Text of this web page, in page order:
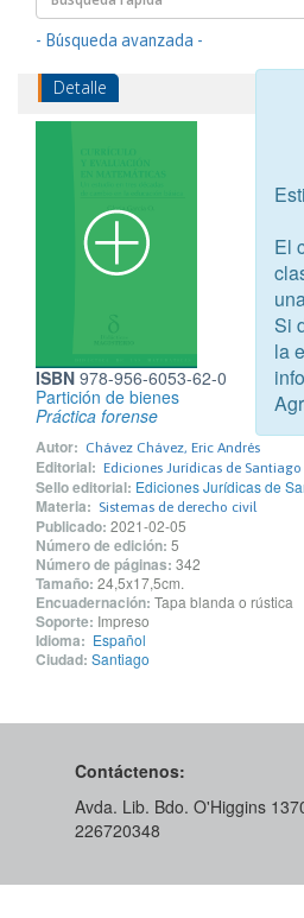
- Búsqueda avanzada -
Detalle
ISBN 978-956-6053-62-0
Partición de bienes
Práctica forense
Autor: Chávez Chávez, Eric Andrés
Editorial: Ediciones Jurídicas de Santiago
Sello editorial: Ediciones Jurídicas de
Materia: Sistemas de derecho civil
Publicado: 2021-02-05
Número de edición: 5
Número de páginas: 342
Tamaño: 24,5x17,5cm.
Encuadernación: Tapa blanda o rústica
Soporte: Impreso
Idioma: Español
Ciudad: Santiago
Contáctenos:
Avda. Lib. Bdo. O'Higgins
226720348
El
Si
la